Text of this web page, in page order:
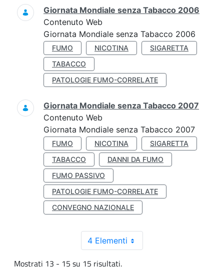
Giornata Mondiale senza Tabacco 2006
Contenuto Web
Giornata Mondiale senza Tabacco 2006
FUMO NICOTINA
SIGARETTA
TABACCO
PATOLOGIE FUMO-CORRELATE
Giornata Mondiale senza Tabacco 2007
Contenuto Web
Giornata Mondiale senza Tabacco 2007
FUMO NICOTINA
SIGARETTA
TABACCO
DANNI DA FUMO
FUMO PASSIVO
PATOLOGIE FUMO-CORRELATE
CONVEGNO NAZIONALE
4 Elementi
Mostrati 13 - 15 su 15 risultati.